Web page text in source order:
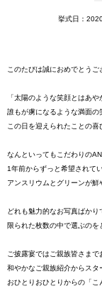
挙式日：
このたびは誠におめでとうご
「太陽のような笑顔とはあ
誰もが虜になるような満面の
この日を迎えられたことの
なんといってもこだわりの
1年前からずっと希望されて
アンスリウムとグリーンが
どれも魅力的なお写真ばかり
限られた枚数の中で選ぶのを
ご披露宴ではご親族皆さま
和やかなご親族紹介からスタ
おひとりおひとりからの「こ